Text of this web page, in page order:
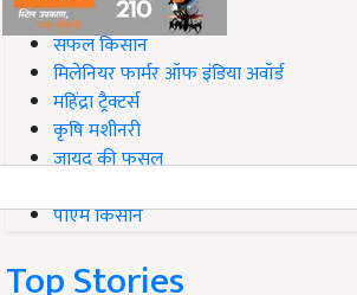
#Top on Krishi Jagran
सफल किसान
मिलेनियर फार्मर ऑफ इंडिया अवॉर्ड
महिंद्रा ट्रैक्टर्स
कृषि मशीनरी
जायद की फसल
पीएम किसान
Top Stories